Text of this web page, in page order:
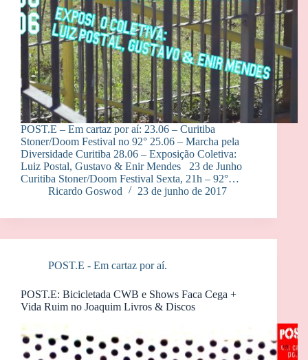
POST.E – Em cartaz por aí: 23.06 – Curitiba
Stoner/Doom Festival no 92° 25.06 – Marcha pela
Diversidade Curitiba 28.06 – Exposição Coletiva:
Luiz Postal, Gustavo & Enir Mendes 23 de Junho
Curitiba Stoner/Doom Festival Sexta, 21h – 92°…
Ricardo Goswod
23 de junho de 2017
POST.E - Em cartaz por aí.
POST.E: Bicicletada CWB e Shows Faca Cega +
Vida Ruim no Joaquim Livros & Discos